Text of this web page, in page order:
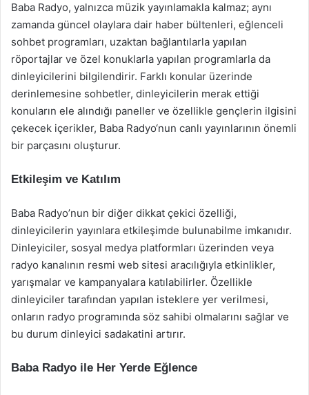
Baba Radyo, yalnızca müzik yayınlamakla kalmaz; aynı
zamanda güncel olaylara dair haber bültenleri, eğlenceli
sohbet programları, uzaktan bağlantılarla yapılan
röportajlar ve özel konuklarla yapılan programlarla da
dinleyicilerini bilgilendirir. Farklı konular üzerinde
derinlemesine sohbetler, dinleyicilerin merak ettiği
konuların ele alındığı paneller ve özellikle gençlerin ilgisini
çekecek içerikler, Baba Radyo‘nun canlı yayınlarının önemli
bir parçasını oluşturur.
Etkileşim ve Katılım
Baba Radyo’nun bir diğer dikkat çekici özelliği,
dinleyicilerin yayınlara etkileşimde bulunabilme imkanıdır.
Dinleyiciler, sosyal medya platformları üzerinden veya
radyo kanalının resmi web sitesi aracılığıyla etkinlikler,
yarışmalar ve kampanyalara katılabilirler. Özellikle
dinleyiciler tarafından yapılan isteklere yer verilmesi,
onların radyo programında söz sahibi olmalarını sağlar ve
bu durum dinleyici sadakatini artırır.
Baba Radyo ile Her Yerde Eğlence